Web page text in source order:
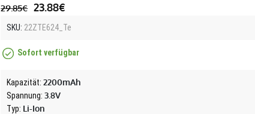
29.85€ 23.88€
SKU: 22ZTE624_Te
Sofort verfügbar
Kapazität:2200mAh
Spannung:3.8V
Typ: Li-Ion